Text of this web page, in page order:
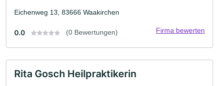
Eichenweg 13, 83666 Waakirchen
0.0 (0 Bewertungen) Firma bewerten
Rita Gosch Heilpraktikerin